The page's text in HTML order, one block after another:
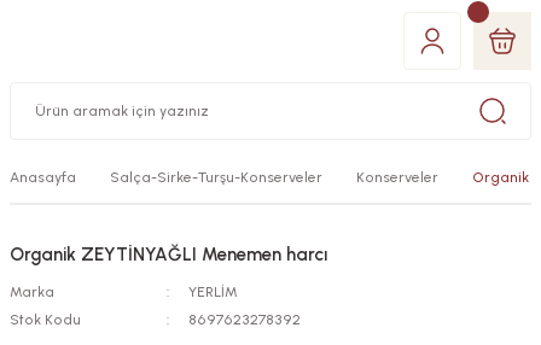
Anasayfa Salça-Sirke-Turşu-Konserveler Konserveler Organik
Organik ZEYTİNYAĞLI Menemen harcı
Marka
YERLİM
Stok Kodu
8697623278392